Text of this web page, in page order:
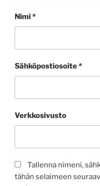
Nimi*
Sähköpostiosoite*
Verkkosivusto
Tallenna nimeni,
tähän selaimeen